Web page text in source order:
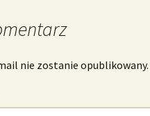
nie zostanie opublikowany.